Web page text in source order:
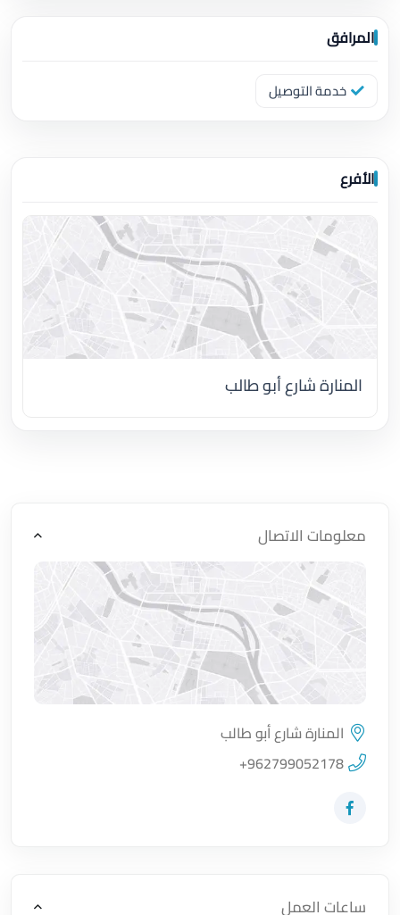
المرافق
خدمة التوصيل
الأفرع
المنارة شارع أبو طالب
معلومات الاتصال
اضغط لتحميل الموقع
المنارة شارع أبو طالب
+962799052178
زيارة حساب المتجر على Facebook-f
ساعات العمل